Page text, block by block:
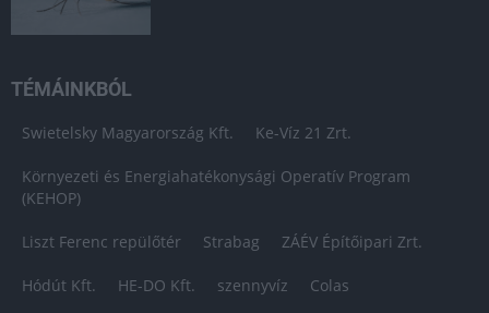
TÉMÁINKBÓL
Swietelsky Magyarország Kft. Ke-Víz 21 Zrt.
Környezeti és Energiahatékonysági Operatív Program
(KEHOP)
Liszt Ferenc repülőtér Strabag ZÁÉV Építőipari Zrt.
Hódút Kft. HE-DO Kft. szennyvíz Colas